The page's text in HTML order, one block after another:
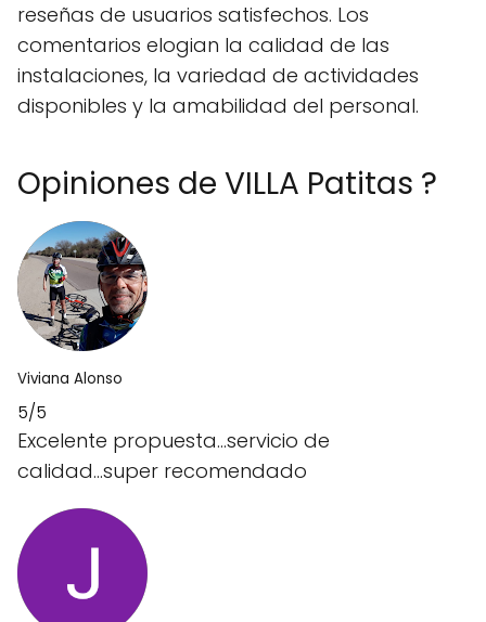
reseñas de usuarios satisfechos. Los
comentarios elogian la calidad de las
instalaciones, la variedad de actividades
disponibles y la amabilidad del personal.
Opiniones de VILLA Patitas ?
Viviana Alonso
5/5
Excelente propuesta...servicio de
calidad...super recomendado